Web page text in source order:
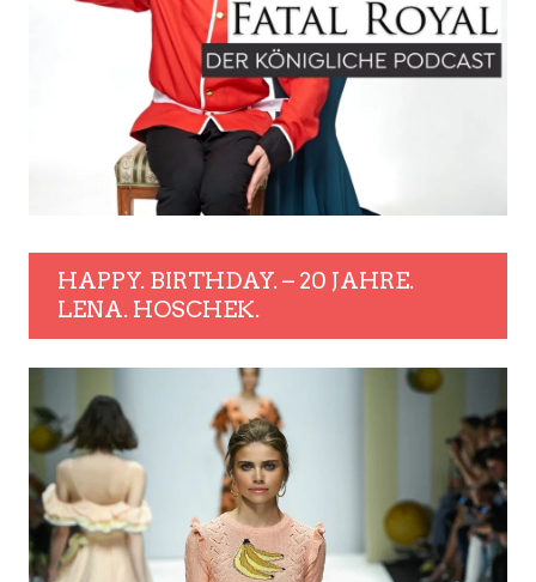
HAPPY. BIRTHDAY. – 20 JAHRE.
LENA. HOSCHEK.